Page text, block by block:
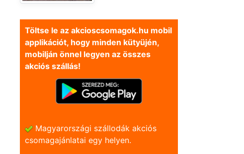
Töltse le az akcioscsomagok.hu mobil
applikációt, hogy minden kütyüjén,
mobilján önnel legyen az összes
akciós szállás!
Magyarországi szállodák akciós
csomagajánlatai egy helyen.